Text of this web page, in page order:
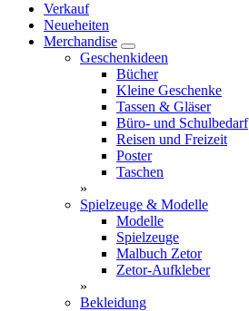
Verkauf
Neueheiten
Merchandise
Geschenkideen
Bücher
Kleine Geschenke
Tassen & Gläser
Büro- und Schulbedarf
Reisen und Freizeit
Poster
Taschen
»
Spielzeuge & Modelle
Modelle
Spielzeuge
Malbuch Zetor
Zetor-Aufkleber
»
Bekleidung